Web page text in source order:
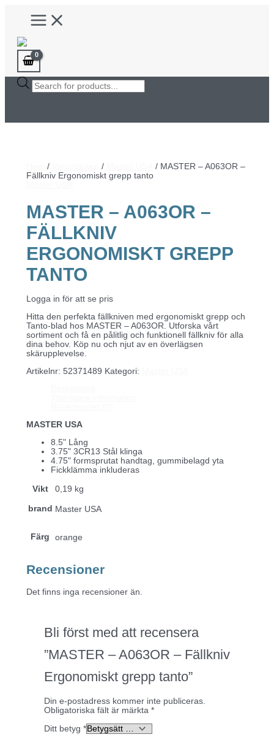
innehåll
Main
Menu
Products
search
/ /
/ MASTER – A063OR –
Fällkniv Ergonomiskt grepp tanto
MASTER – A063OR –
FÄLLKNIV
ERGONOMISKT GREPP
TANTO
Logga in för att se pris
Hitta den perfekta fällkniven med ergonomiskt grepp och
Tanto-blad hos MASTER – A063OR. Utforska vårt
sortiment och få en pålitlig och funktionell fällkniv för alla
dina behov. Köp nu och njut av en överlägsen
skärupplevelse.
Artikelnr: 52371489 Kategori:
MASTER USA
8.5" Lång
3.75" 3CR13 Stål klinga
4.75" formsprutat handtag, gummibelagd yta
Fickklämma inkluderas
Vikt 0,19 kg
brand Master USA
Färg orange
Recensioner
Det finns inga recensioner än.
Bli först med att recensera
”MASTER – A063OR – Fällkniv
Ergonomiskt grepp tanto”
Din e-postadress kommer inte publiceras.
Obligatoriska fält är märkta *
Ditt betyg *